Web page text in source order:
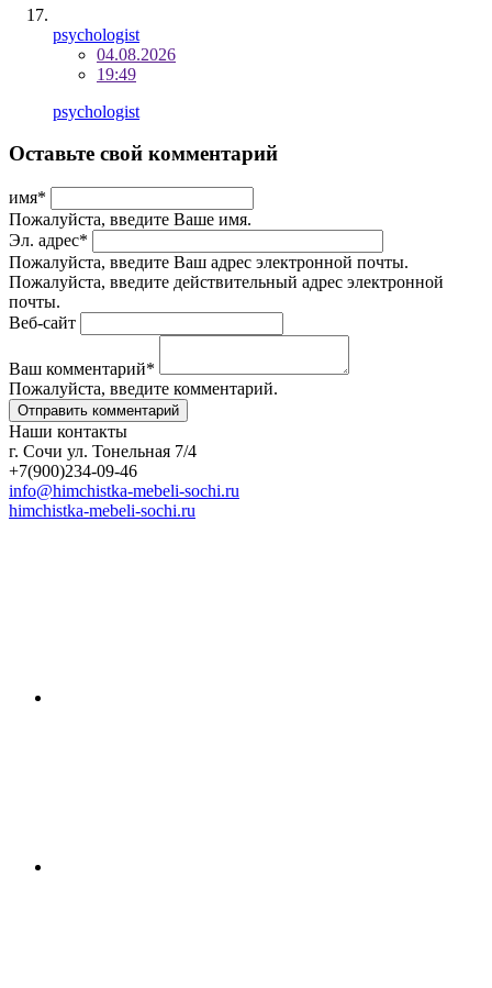
psychologist
04.08.2026
19:49
psychologist
Оставьте свой комментарий
имя*
Пожалуйста, введите Ваше имя.
Эл. адрес*
Пожалуйста, введите Ваш адрес электронной почты.
Пожалуйста, введите действительный адрес электронной
почты.
Веб-сайт
Ваш комментарий*
Пожалуйста, введите комментарий.
Наши контакты
г. Сочи ул. Тонельная 7/4
+7(900)234-09-46
info@himchistka-mebeli-sochi.ru
himchistka-mebeli-sochi.ru